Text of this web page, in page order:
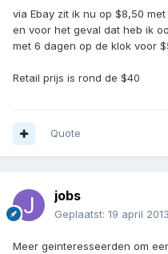
via Ebay zit ik nu op $8,50
en voor het geval dat heb ik
met 6 dagen op de klok voor
Retail prijs is rond de $40
Quote
jobs
Geplaatst: 19 april 2013
Meer geinteresseerden om